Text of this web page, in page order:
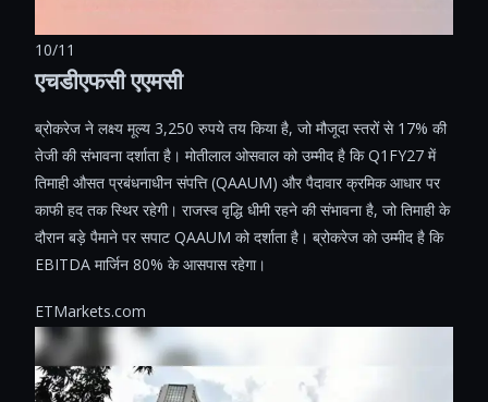
10/11
एचडीएफसी एएमसी
ब्रोकरेज ने लक्ष्य मूल्य 3,250 रुपये तय किया है, जो मौजूदा स्तरों से 17% की
तेजी की संभावना दर्शाता है। मोतीलाल ओसवाल को उम्मीद है कि Q1FY27 में
तिमाही औसत प्रबंधनाधीन संपत्ति (QAAUM) और पैदावार क्रमिक आधार पर
काफी हद तक स्थिर रहेगी। राजस्व वृद्धि धीमी रहने की संभावना है, जो तिमाही के
दौरान बड़े पैमाने पर सपाट QAAUM को दर्शाता है। ब्रोकरेज को उम्मीद है कि
EBITDA मार्जिन 80% के आसपास रहेगा।
ETMarkets.com